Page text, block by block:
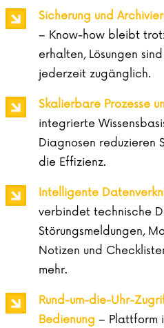
Sicherung und
– Know-how bleibt
erhalten, Lösungen
jederzeit zugänglich.
Skalierbare Prozesse
integrierte
Diagnosen reduzieren
die Effizienz.
Intelligente
verbindet technische
Störungsmeldungen,
Notizen und
mehr.
Rund-um-die-Uhr-
Bedienung – Plattform